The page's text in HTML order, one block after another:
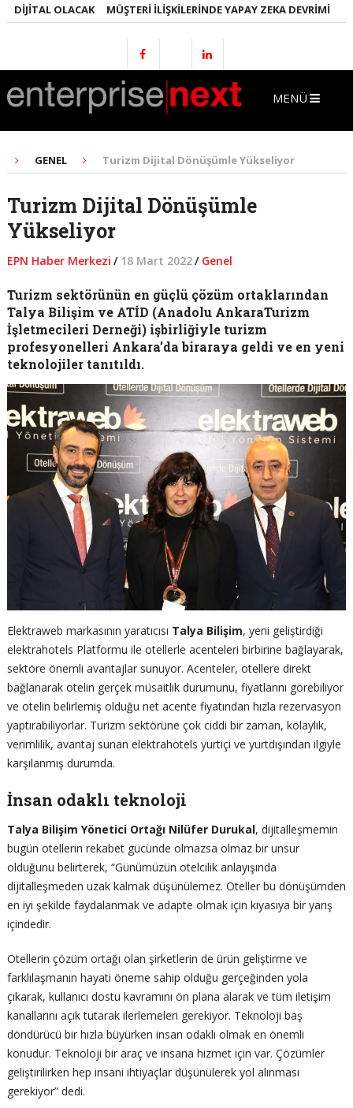
OLACAK MÜŞTERI İLIŞKILERINDE YAPAY ZEKA DEVRIMI
MENÜ
GENEL Turizm Dijital Dönüşümle Yükseliyor
Turizm Dijital Dönüşümle
Yükseliyor
EPN Haber Merkezi / 18 Mart 2022/ Genel
Turizm sektörünün en güçlü çözüm ortaklarından
Talya Bilişim ve ATİD (Anadolu AnkaraTurizm
İşletmecileri Derneği) işbirliğiyle turizm
profesyonelleri Ankara’da biraraya geldi ve en yeni
teknolojiler tanıtıldı.
Elektraweb markasının yaratıcısı Talya Bilişim, yeni geliştirdiği
elektrahotels Platformu ile otellerle acenteleri birbirine bağlayarak,
sektöre önemli avantajlar sunuyor. Acenteler, otellere direkt
bağlanarak otelin gerçek müsaitlik durumunu, fiyatlarını görebiliyor
ve otelin belirlemiş olduğu net acente fiyatından hızla rezervasyon
yaptırabiliyorlar. Turizm sektörüne çok ciddi bir zaman, kolaylık,
verimlilik, avantaj sunan elektrahotels yurtiçi ve yurtdışından ilgiyle
karşılanmış durumda.
İnsan odaklı teknoloji
Talya Bilişim Yönetici Ortağı Nilüfer Durukal, dijitalleşmemin
bugün otellerin rekabet gücünde olmazsa olmaz bir unsur
olduğunu belirterek, “Günümüzün otelcilik anlayışında
dijitalleşmeden uzak kalmak düşünülemez. Oteller bu dönüşümden
en iyi şekilde faydalanmak ve adapte olmak için kıyasıya bir yarış
içindedir.
Otellerin çözüm ortağı olan şirketlerin de ürün geliştirme ve
farklılaşmanın hayati öneme sahip olduğu gerçeğinden yola
çıkarak, kullanıcı dostu kavramını ön plana alarak ve tüm iletişim
kanallarını açık tutarak ilerlemeleri gerekiyor. Teknoloji baş
döndürücü bir hızla büyürken insan odaklı olmak en önemli
konudur. Teknoloji bir araç ve insana hizmet için var. Çözümler
geliştirilirken hep insani ihtiyaçlar düşünülerek yol alınması
gerekiyor” dedi.